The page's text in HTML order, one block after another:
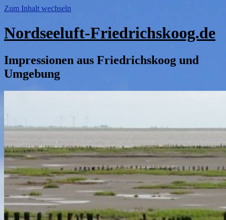
Zum Inhalt wechseln
Nordseeluft-Friedrichskoog.de
Impressionen aus Friedrichskoog und
Umgebung